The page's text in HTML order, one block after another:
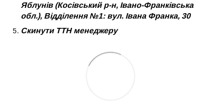
Яблунів (Косівський р-н, Івано-Франківська
обл.), Відділення №1: вул. Івана Франка, 30
Скинути ТТН менеджеру